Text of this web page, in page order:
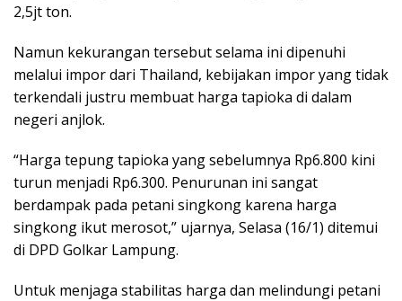
2,5jt ton.
Namun kekurangan tersebut selama ini dipenuhi
melalui impor dari Thailand, kebijakan impor yang tidak
terkendali justru membuat harga tapioka di dalam
negeri anjlok.
“Harga tepung tapioka yang sebelumnya Rp6.800 kini
turun menjadi Rp6.300. Penurunan ini sangat
berdampak pada petani singkong karena harga
singkong ikut merosot,” ujarnya, Selasa (16/1) ditemui
di DPD Golkar Lampung.
Untuk menjaga stabilitas harga dan melindungi petani